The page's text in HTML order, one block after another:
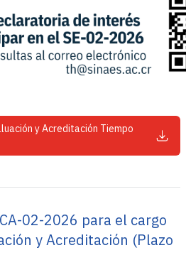
y Acreditación Tiempo
02-2026 para el cargo
y Acreditación (Plazo